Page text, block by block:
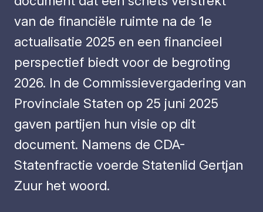
van de financiële ruimte na de 1e
actualisatie 2025 en een financieel
perspectief biedt voor de begroting
2026. In de Commissievergadering van
Provinciale Staten op 25 juni 2025
gaven partijen hun visie op dit
document. Namens de CDA-
Statenfractie voerde Statenlid Gertjan
Zuur het woord.